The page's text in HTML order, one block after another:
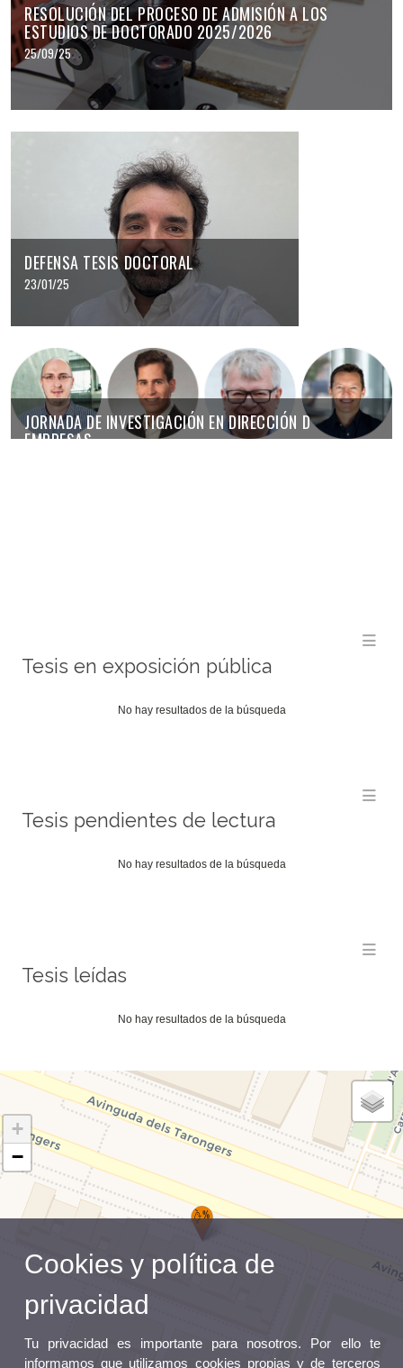
RESOLUCIÓN DEL PROCESO DE ADMISIÓN A LOS
ESTUDIOS DE DOCTORADO 2025/2026
25/09/25
DEFENSA TESIS DOCTORAL
23/01/25
JORNADA DE INVESTIGACIÓN EN DIRECCIÓN D
EMPRESAS
Tesis en exposición pública
No hay resultados de la búsqueda
Tesis pendientes de lectura
No hay resultados de la búsqueda
Tesis leídas
No hay resultados de la búsqueda
+
−
Cookies y política de
privacidad
Tu privacidad es importante para nosotros. Por ello te
informamos que utilizamos cookies propias y de terceros